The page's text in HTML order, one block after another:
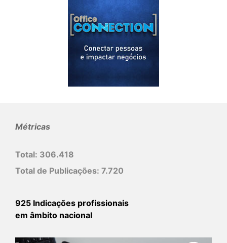
Métricas
Total: 306.418
Total de Publicações: 7.720
925 Indicações profissionais
em âmbito nacional